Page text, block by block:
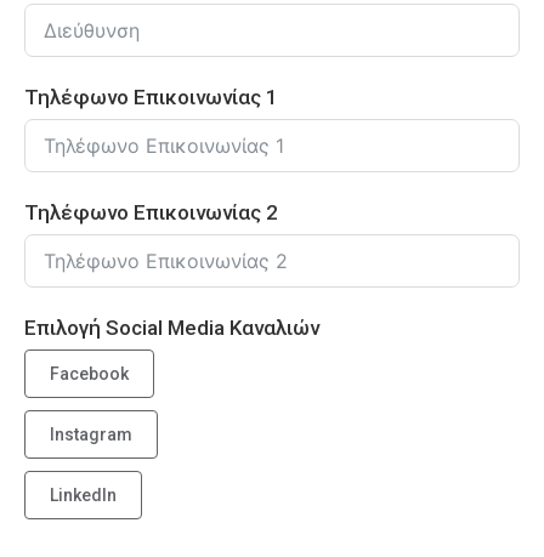
Τηλέφωνο Επικοινωνίας 1
Τηλέφωνο Επικοινωνίας 2
Επιλογή Social Media Καναλιών
Facebook
Instagram
LinkedIn